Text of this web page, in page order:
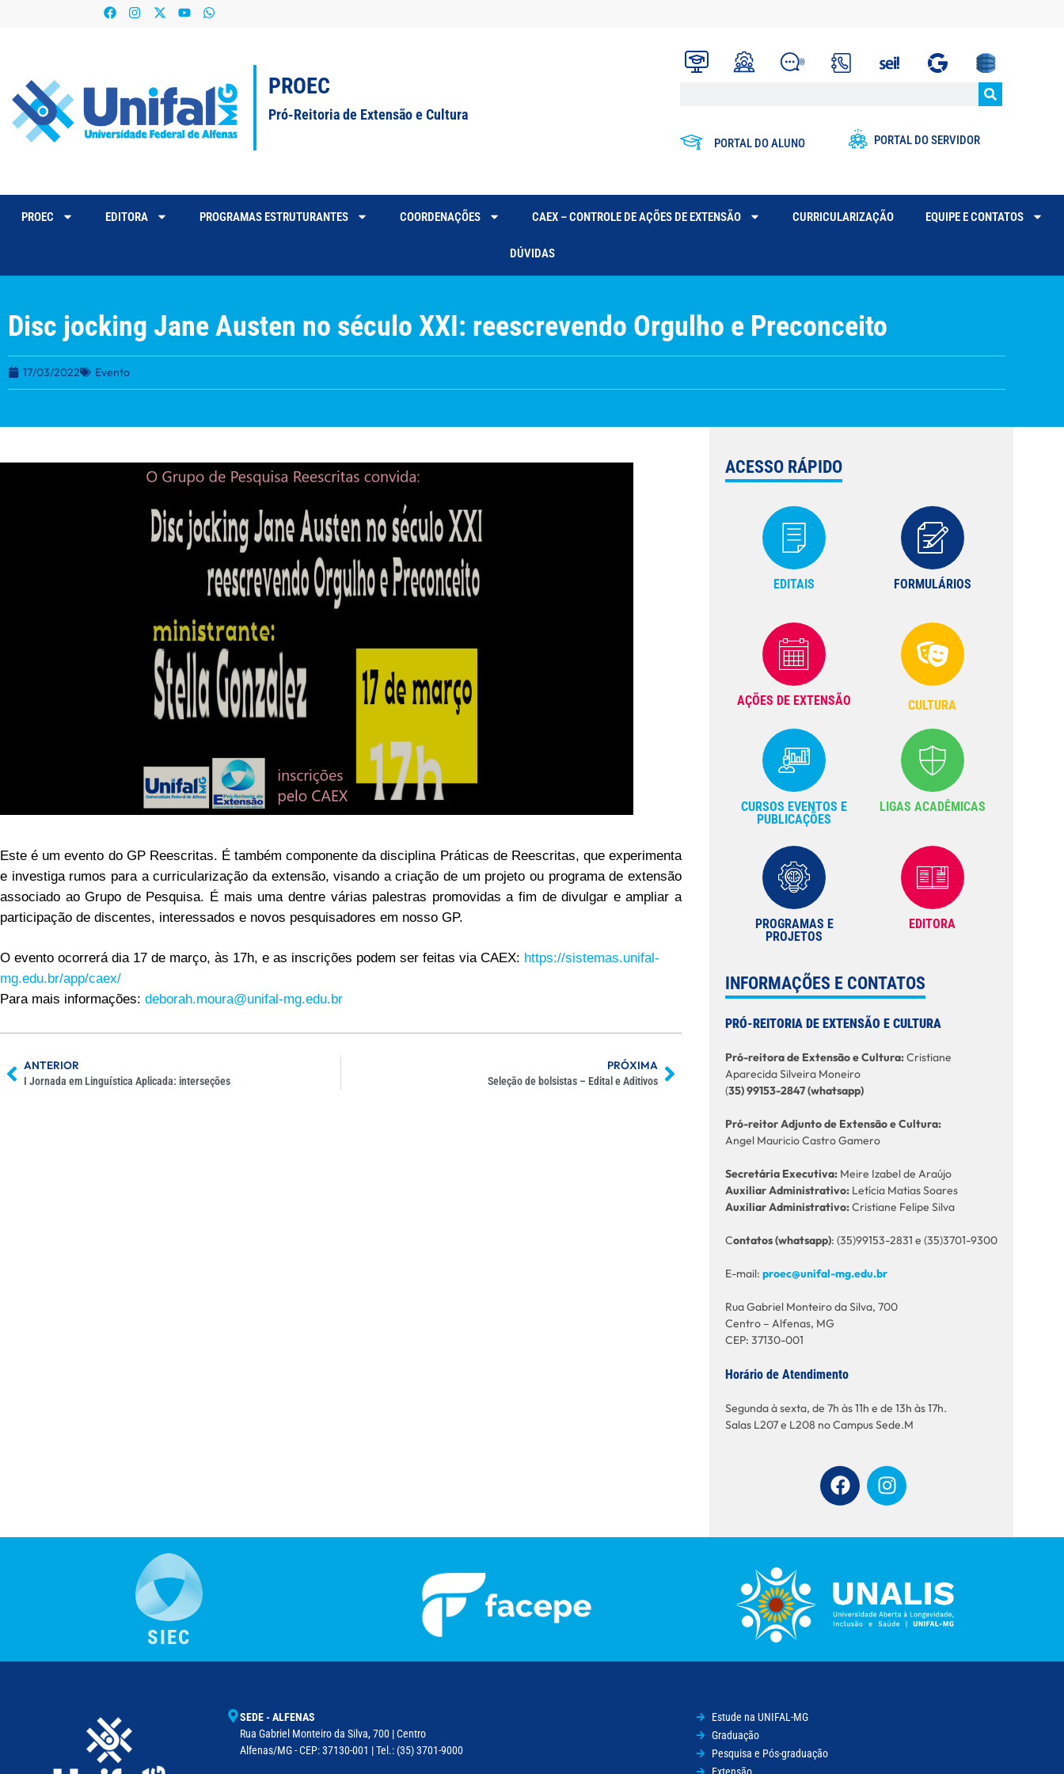
PROEC
Pró-Reitoria de Extensão e Cultura
PORTAL DO ALUNO PORTAL DO SERVIDOR
PROEC EDITORA PROGRAMAS ESTRUTURANTES COORDENAÇÕES CAEX – CONTROLE DE AÇÕES DE EXTENSÃO CURRICULARIZAÇÃO EQUIPE E CONTATOS
DÚVIDAS
Disc jocking Jane Austen no século XXI: reescrevendo Orgulho e Preconceito
17/03/2022 Evento
Este é um evento do GP Reescritas. É também componente da disciplina Práticas de Reescritas, que experimenta
e investiga rumos para a curricularização da extensão, visando a criação de um projeto ou programa de extensão
associado ao Grupo de Pesquisa. É mais uma dentre várias palestras promovidas a fim de divulgar e ampliar a
participação de discentes, interessados e novos pesquisadores em nosso GP.
O evento ocorrerá dia 17 de março, às 17h, e as inscrições podem ser feitas via CAEX: https://sistemas.unifal-
mg.edu.br/app/caex/
Para mais informações: deborah.moura@unifal-mg.edu.br
ANTERIOR
I Jornada em Linguística Aplicada: interseções
PRÓXIMA
Seleção de bolsistas – Edital e Aditivos
ACESSO RÁPIDO
EDITAIS FORMULÁRIOS
AÇÕES DE EXTENSÃO CULTURA
CURSOS EVENTOS E
PUBLICAÇÕES
LIGAS ACADÊMICAS
PROGRAMAS E
PROJETOS
EDITORA
INFORMAÇÕES E CONTATOS
PRÓ-REITORIA DE EXTENSÃO E CULTURA
Pró-reitora de Extensão e Cultura:Cristiane
Aparecida Silveira Moneiro
(35) 99153-2847 (whatsapp)
Pró-reitor Adjunto de Extensão e Cultura:
Angel Mauricio Castro Gamero
Secretária Executiva: Meire Izabel de Araújo
Auxiliar Administrativo: Letícia Matias Soares
Auxiliar Administrativo:Cristiane Felipe Silva
Contatos (whatsapp): (35)99153-2831 e (35)3701-9300
E-mail: proec@unifal-mg.edu.br
Rua Gabriel Monteiro da Silva, 700
Centro – Alfenas, MG
CEP: 37130-001
Horário de Atendimento
Segunda à sexta, de 7h às 11h e de 13h às 17h.
Salas L207 e L208 no Campus Sede.M
SIEC
SEDE - ALFENAS
Rua Gabriel Monteiro da Silva, 700 | Centro
Alfenas/MG - CEP: 37130-001 | Tel.: (35) 3701-9000
Estude na UNIFAL-MG
Graduação
Pesquisa e Pós-graduação